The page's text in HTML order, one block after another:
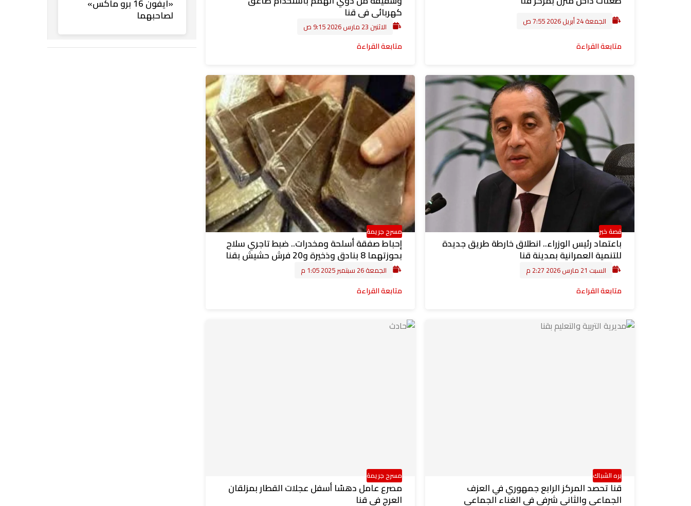
الجمعة 24 أبريل 2026 7:55 ص
متابعة القراءة
كهربائي في قنا
الاثنين 23 مارس 2026 9:15 ص
متابعة القراءة
قصة خبر
باعتماد رئيس الوزراء.. انطلاق خارطة طريق جديدة
للتنمية العمرانية بمدينة قنا
السبت 21 مارس 2026 2:27 م
متابعة القراءة
مسرح جريمة
إحباط صفقة أسلحة ومخدرات.. ضبط تاجري سلاح
بحوزتهما 8 بنادق وذخيرة و20 فرش حشيش بقنا
الجمعة 26 سبتمبر 2025 1:05 م
متابعة القراءة
بره الشباك
قنا تحصد المركز الرابع جمهوري في العزف
الجماعي والثاني شرفي في الغناء الجماعي
مسرح جريمة
مصرع عامل دهسًا أسفل عجلات القطار بمزلقان
العرج في قنا
«آيفون 16 برو ماكس»
لصاحبهما